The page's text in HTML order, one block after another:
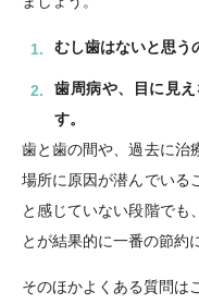
むし歯はないと思
歯周病や、目に見
す。
歯と歯の間や、過去に治
場所に原因が潜んでいる
と感じていない段階でも
とが結果的に一番の節約
そのほかよくある質問は